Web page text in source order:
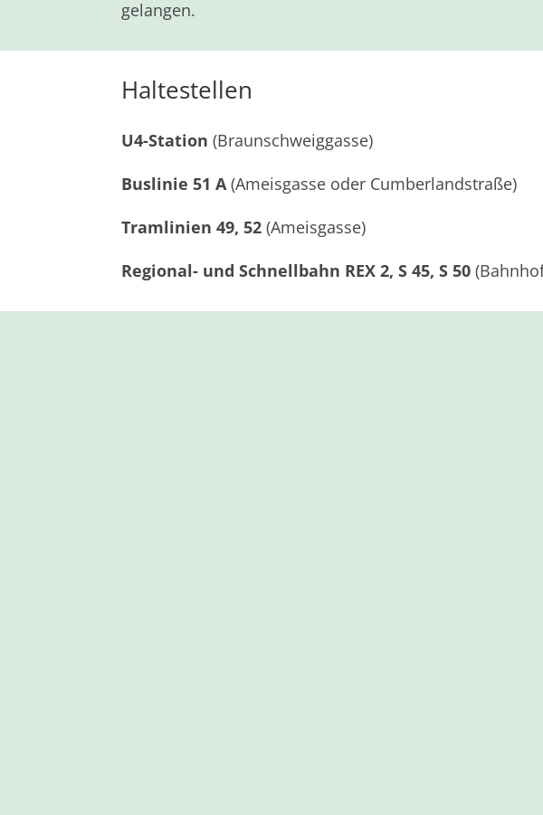
gelangen.
Haltestellen
U4-Station (Braunschweiggasse)
Buslinie 51 A(Ameisgasse oder Cumberlandstraße)
Tramlinien 49, 52 (Ameisgasse)
Regional- und Schnellbahn REX 2, S 45, S 50